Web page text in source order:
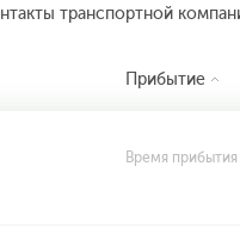
транспортной
Прибытие
Время